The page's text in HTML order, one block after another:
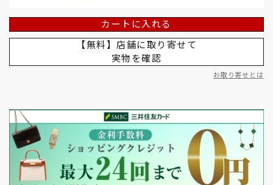
カートに入れる
【無料】店舗に取り寄せて
実物を確認
お取り寄せとは